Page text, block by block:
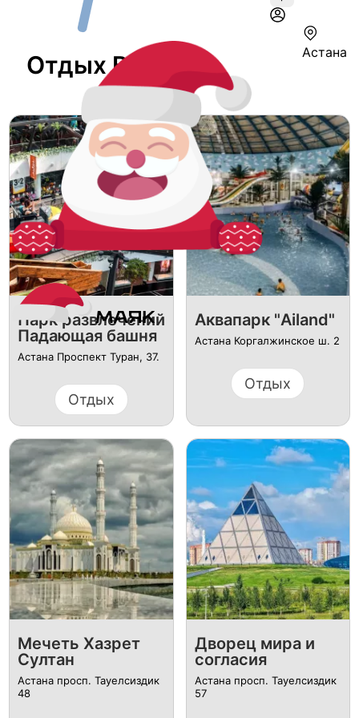
Астана
Отдых В Астане
Парк развлечений
Падающая башня
Астана Проспект Туран, 37.
Отдых
Аквапарк "Ailand"
Астана Коргалжинское ш. 2
Отдых
Мечеть Хазрет
Султан
Астана просп. Тауелсиздик
48
Дворец мира и
согласия
Астана просп. Тауелсиздик
57